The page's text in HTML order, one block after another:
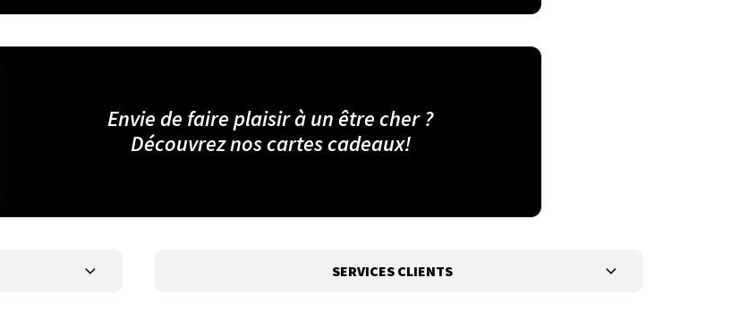
Envie de faire plaisir à un être cher ?
Découvrez nos cartes cadeaux!
SERVICES CLIENTS